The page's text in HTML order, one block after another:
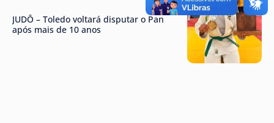
JUDÔ – Toledo voltará disputar o Pan
após mais de 10 anos